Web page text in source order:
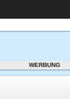
WERBUNG